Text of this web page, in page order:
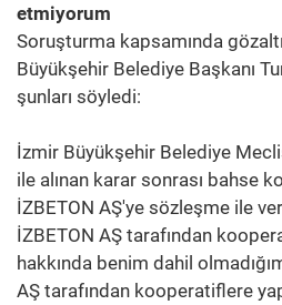
etmiyorum
Soruşturma kapsamında
Büyükşehir Belediye Başkanı
şunları söyledi:
İzmir Büyükşehir Belediye
ile alınan karar sonrası bahse
İZBETON AŞ'ye sözleşme ile
İZBETON AŞ tarafından
hakkında benim dahil
AŞ tarafından kooperatiflere